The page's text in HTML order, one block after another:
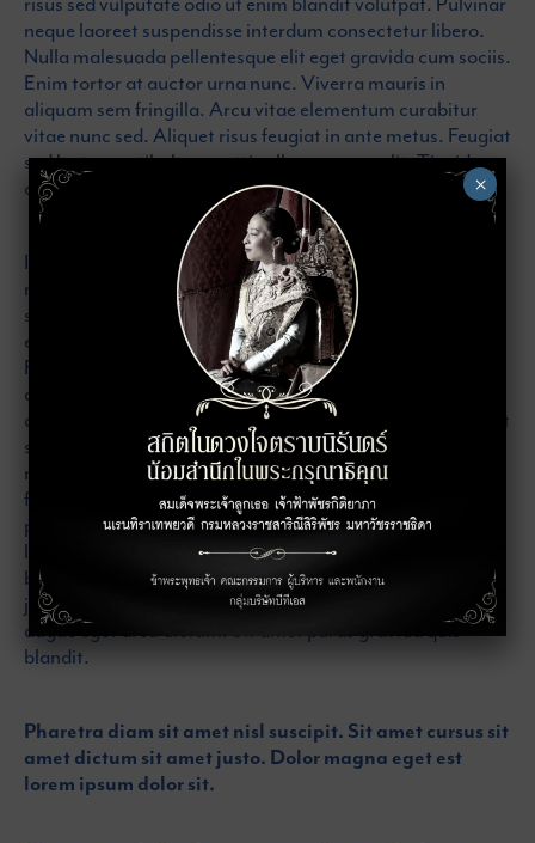
neque laoreet suspendisse interdum consectetur libero.
Nulla malesuada pellentesque elit eget gravida cum sociis.
Enim tortor at auctor urna nunc. Viverra mauris in
aliquam sem fringilla. Arcu vitae elementum curabitur
vitae nunc sed. Aliquet risus feugiat in ante metus. Feugiat
sed lectus vestibulum mattis ullamcorper velit. Tincidunt
ornare massa eget egestas purus viverra accumsan.
Id semper risus in hendrerit gravida. Eu feugiat pretium
nibh ipsum consequat nisl. Quam adipiscing vitae proin
sagittis nisl rhoncus mattis. Et malesuada fames ac turpis
egestas integer eget. Cursus mattis molestie a iaculis at.
Faucibus a pellentesque sit amet porttitor eget. Gravida
quis blandit turpis cursus in hac habitasse platea
dictumst. Egestas dui id ornare arcu odio ut sem. Volutpat
sed cras ornare arcu. Vitae sapien pellentesque habitant
morbi tristique. Leo vel fringilla est ullamcorper eget nulla
facilisi etiam dignissim. Ultrices sagittis orci a scelerisque
purus semper. Nibh sed pulvinar proin gravida hendrerit
lectus a. Ut enim blandit volutpat maecenas volutpat
blandit aliquam. Ut consequat semper viverra nam libero
justo laoreet sit. Tincidunt lobortis feugiat vivamus at
augue eget arcu dictum. Sit amet purus gravida quis
blandit.
Pharetra diam sit amet nisl suscipit. Sit amet cursus sit
amet dictum sit amet justo. Dolor magna eget est
lorem ipsum dolor sit.
×